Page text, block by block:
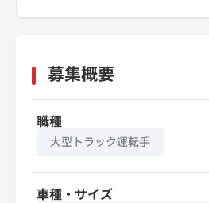
募集概要
職種
大型トラック運転手
車種・サイズ